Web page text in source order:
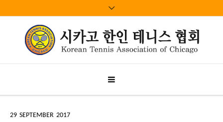
29 SEPTEMBER 2017